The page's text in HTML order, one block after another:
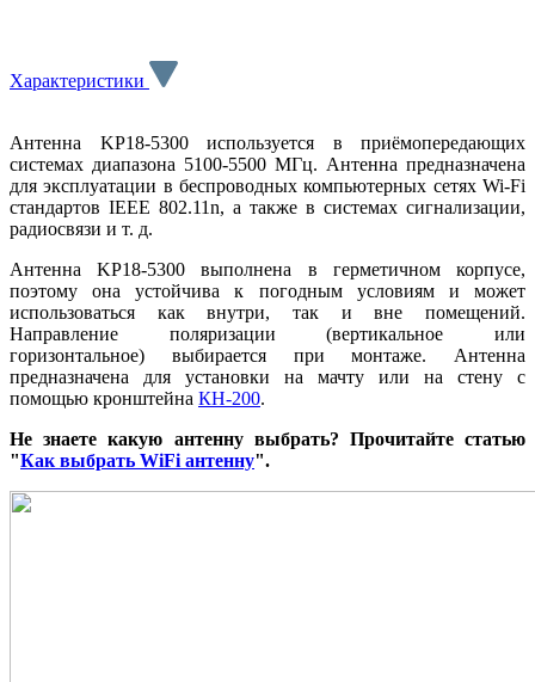
Характеристики
Антенна KP18-5300 используется в приёмопередающих
системах диапазона 5100-5500 МГц. Антенна предназначена
для эксплуатации в беспроводных компьютерных сетях Wi-Fi
стандартов IEEE 802.11n, а также в системах сигнализации,
радиосвязи и т. д.
Антенна KP18-5300 выполнена в герметичном корпусе,
поэтому она устойчива к погодным условиям и может
использоваться как внутри, так и вне помещений.
Направление поляризации (вертикальное или
горизонтальное) выбирается при монтаже. Антенна
предназначена для установки на мачту или на стену с
помощью кронштейна КН-200.
Не знаете какую антенну выбрать? Прочитайте статью
"Как выбрать WiFi антенну".